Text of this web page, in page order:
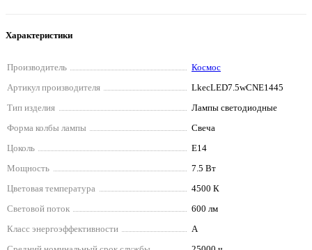
Характеристики
Производитель
Космос
Артикул производителя
LkecLED7.5wCNE1445
Тип изделия
Лампы светодиодные
Форма колбы лампы
Свеча
Цоколь
E14
Мощность
7.5 Вт
Цветовая температура
4500 К
Световой поток
600 лм
Класс энергоэффективности
A